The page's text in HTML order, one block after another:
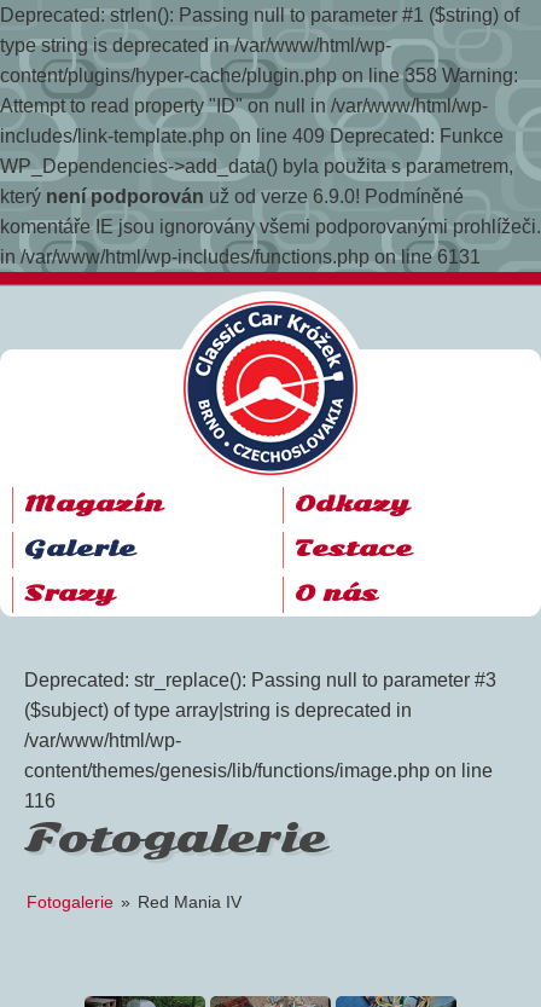
Deprecated: strlen(): Passing null to parameter #1 ($string) of
type string is deprecated in /var/www/html/wp-
content/plugins/hyper-cache/plugin.php on line 358 Warning:
Attempt to read property "ID" on null in /var/www/html/wp-
includes/link-template.php on line 409 Deprecated: Funkce
WP_Dependencies->add_data() byla použita s parametrem,
který není podporován už od verze 6.9.0! Podmíněné
komentáře IE jsou ignorovány všemi podporovanými prohlížeči.
in /var/www/html/wp-includes/functions.php on line 6131
Magazín
Galerie
Srazy
Odkazy
Testace
O nás
Deprecated: str_replace(): Passing null to parameter #3
($subject) of type array|string is deprecated in
/var/www/html/wp-
content/themes/genesis/lib/functions/image.php on line
116
Fotogalerie
Fotogalerie » Red Mania IV